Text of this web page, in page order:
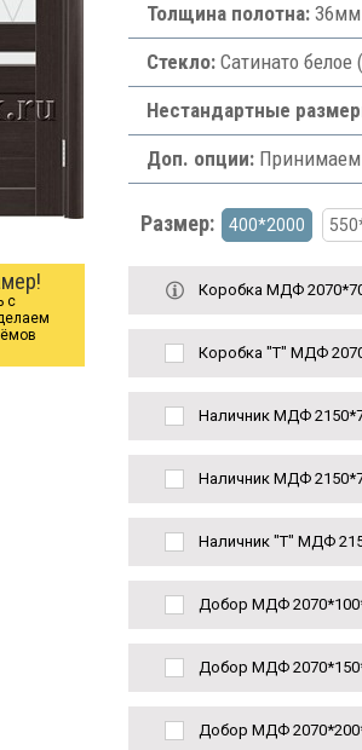
с
Толщина полотна:36мм
Стекло:Сатинато белое
Нестандартные
Доп. опции:Принимаем
Размер: 400*2000
Коробка МДФ
Коробка "Т" МДФ
Наличник МДФ
Наличник МДФ
Наличник "Т" МДФ
Добор МДФ
Добор МДФ
Добор МДФ